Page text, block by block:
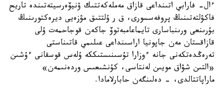
ءال- فارابي اتىنداعى قازاق مەملەكەتتىك ۋنيۆەرسيتەتىندە تاريح
فاكۋلتەتىنىڭ پروفەسسورى، ق ر ۇلتتىق مۋزەيى ديرەكتورىنىڭ
بۇرىنعى ورىنباسارى تايماعامبەتوۆ جاكەن قوجاحمەت ۇلى
قازاقستان مەن جاپونيا اراسىنداعى عىلىمي قاتىناستى
تەرەڭدەتكەنى جانە ءوزارا تۇسىنىستىككە ۇلەس قوسقانى ءۇشىن
«التىن شۋاق مويىن لەنتاسى، كۇنشىعىس وردەنىمەن»
ماراپاتتالدى، - دەلىنگەن حابارلامادا.